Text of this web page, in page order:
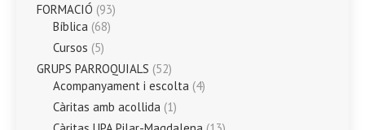
FORMACIÓ (93)
Bíblica (68)
Cursos (5)
GRUPS PARROQUIALS (52)
Acompanyament i escolta (4)
Càritas amb acollida (1)